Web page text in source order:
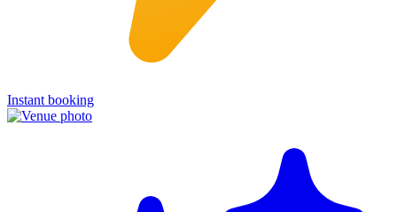
Instant booking